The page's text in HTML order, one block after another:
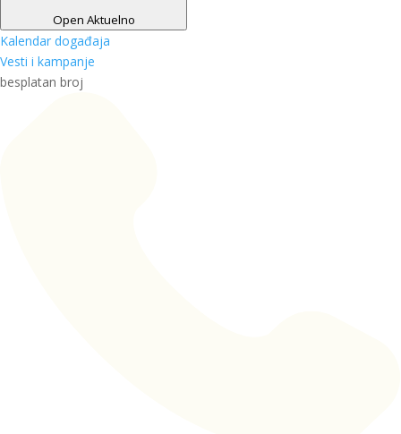
Open Aktuelno
Kalendar događaja
Vesti i kampanje
besplatan broj